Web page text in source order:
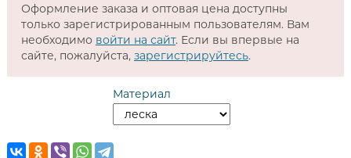
Оформление заказа и оптовая цена доступны
только зарегистрированным пользователям. Вам
необходимо войти на сайт. Если вы впервые на
сайте, пожалуйста, зарегистрируйтесь.
Материал